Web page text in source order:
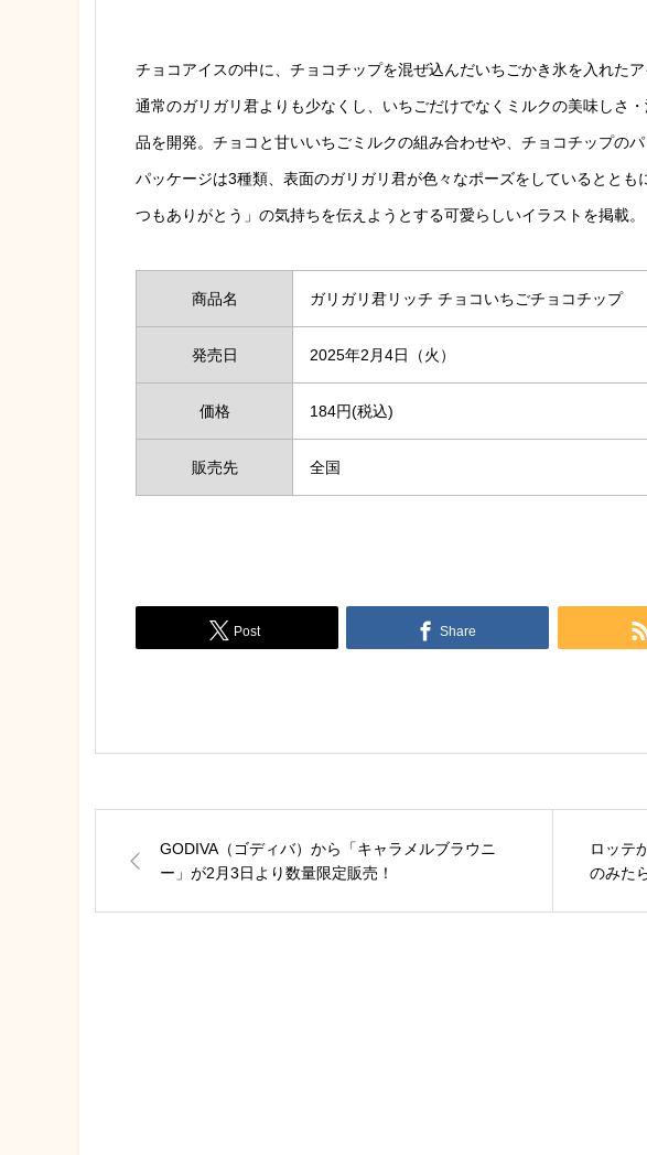
チョコアイスの中に、チョコチップを混ぜ込んだいちごかき氷を入れた
通常のガリガリ君よりも少なくし、いちごだけでなくミルクの美味しさ
品を開発。チョコと甘いいちごミルクの組み合わせや、チョコチップのパ
パッケージは3種類、表面のガリガリ君が色々なポーズをしているとと
つもありがとう」の気持ちを伝えようとする可愛らしいイラストを掲載。
商品名 ガリガリ君リッチ チョコいちごチョコチップ
発売日 2025年2月4日（火）
価格 184円(税込)
販売先 全国
Post Share
GODIVA（ゴディバ）から「キャラメルブラウニ
ー」が2月3日より数量限定販売！
ロッテ
のみた